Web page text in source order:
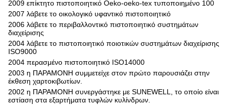
2009 επίκτητο πιστοποιητικό Oeko-oeko-tex τυποποιημένο 100
2007 λάβετε το οικολογικό υφαντικό πιστοποιητικό
2006 λάβετε το περιβαλλοντικό πιστοποιητικό συστημάτων
διαχείρισης
2004 λάβετε το πιστοποιητικό ποιοτικών συστημάτων διαχείρισης
ISO9000
2004 περασμένο πιστοποιητικό ISO14000
2003 η ΠΑΡΑΜΟΝΗ συμμετείχε στον πρώτο παρουσιάζει στην
έκθεση χαρτοκιβωτίων.
2002 η ΠΑΡΑΜΟΝΗ συνεργάστηκε με SUNEWELL, το οποίο είναι
εστίαση στα εξαρτήματα τυφλών κυλίνδρων.